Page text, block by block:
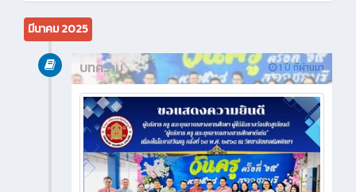
มีนาคม 2025
1 ปี ที่ผ่านมา
บทความ